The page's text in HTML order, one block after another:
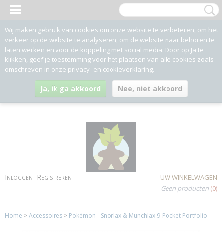
Inloggen Registreren
UW WINKELWAGEN
Geen producten (0)
Home >Accessoires > Pokémon - Snorlax & Munchlax 9-Pocket Portfolio
Wij maken gebruik van cookies om onze website te verbeteren, om het
verkeer op de website te analyseren, om de website naar behoren te
laten werken en voor de koppeling met social media. Door op Ja te
klikken, geef je toestemming voor het plaatsen van alle cookies zoals
omschreven in onze privacy- en cookieverklaring.
Ja, ik ga akkoord Nee, niet akkoord